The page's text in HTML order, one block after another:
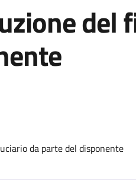
del
da parte del disponente